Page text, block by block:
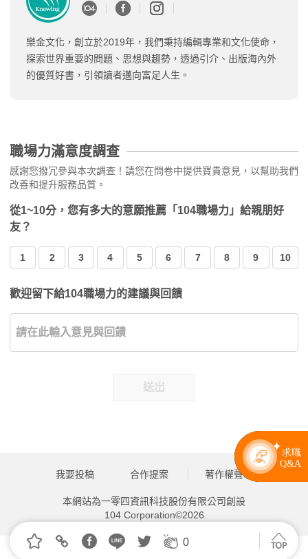
樂金文化，創立於2019年，我們秉持編輯專業和文化使命，
探索世界重要的問題、思想與趨勢，透過引介、出版海內外
的優質好書，引領讀者邁向富足人生。
職場力滿意度調查
感謝您撥冗參與本次調查！請您在問卷中提供寶貴意見，以幫助我們
改善和提升服務品質。
從1~10分，您有多大的意願推薦「104職場力」給親朋好
友？
1 2 3 4 5 6 7 8 9 10
歡迎留下給104職場力的建議與回饋
送出
0
關聯文章
同事到處說自己被欺負，其實根本沒有？6招識破職場
2026.06.01 | 104小編 | 45262觀看數